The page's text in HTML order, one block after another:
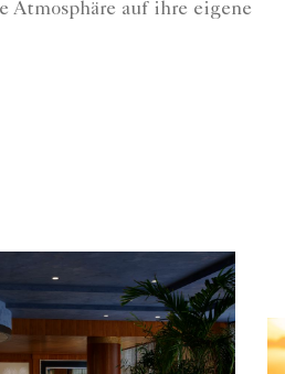
Atmosphäre auf ihre eigene